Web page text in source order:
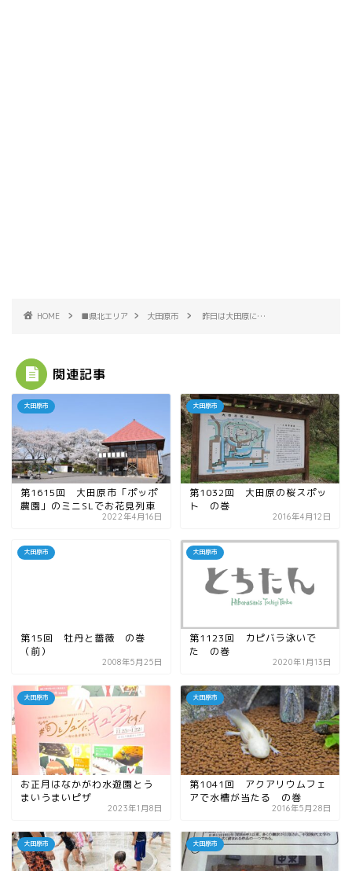
HOME ■県北エリア 大田原市 昨日は大田原に…
関連記事
大田原市
第1615回 大田原市「ポッポ
農園」のミニSLでお花見列車
2022年4月16日
大田原市
第1032回 大田原の桜スポッ
ト の巻
2016年4月12日
大田原市
第15回 牡丹と薔薇 の巻
（前）
2008年5月25日
大田原市
第1123回 カピバラ泳いで
た の巻
2020年1月13日
大田原市
お正月はなかがわ水遊園とう
まいうまいピザ
2023年1月8日
大田原市
第1041回 アクアリウムフェ
アで水槽が当たる の巻
2016年5月28日
大田原市 大田原市